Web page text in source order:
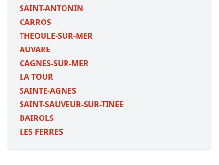
SAINT-ANTONIN
CARROS
THEOULE-SUR-MER
AUVARE
CAGNES-SUR-MER
LA TOUR
SAINTE-AGNES
SAINT-SAUVEUR-SUR-TINEE
BAIROLS
LES FERRES